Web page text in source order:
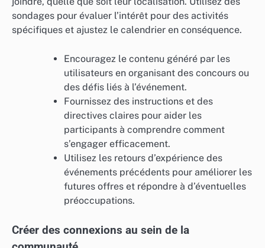
sondages pour évaluer l’intérêt pour des activités
spécifiques et ajustez le calendrier en conséquence.
Encouragez le contenu généré par les
utilisateurs en organisant des concours ou
des défis liés à l’événement.
Fournissez des instructions et des
directives claires pour aider les
participants à comprendre comment
s’engager efficacement.
Utilisez les retours d’expérience des
événements précédents pour améliorer les
futures offres et répondre à d’éventuelles
préoccupations.
Créer des connexions au sein de la